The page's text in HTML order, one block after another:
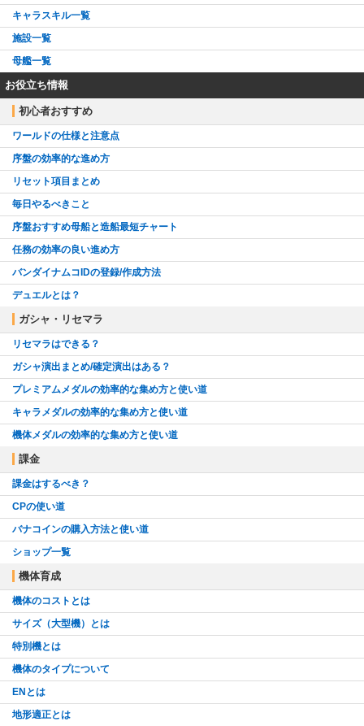
キャラスキル一覧
施設一覧
母艦一覧
お役立ち情報
初心者おすすめ
ワールドの仕様と注意点
序盤の効率的な進め方
リセット項目まとめ
毎日やるべきこと
序盤おすすめ母船と造船最短チャート
任務の効率の良い進め方
バンダイナムコIDの登録/作成方法
デュエルとは？
ガシャ・リセマラ
リセマラはできる？
ガシャ演出まとめ/確定演出はある？
プレミアムメダルの効率的な集め方と使い道
キャラメダルの効率的な集め方と使い道
機体メダルの効率的な集め方と使い道
課金
課金はするべき？
CPの使い道
バナコインの購入方法と使い道
ショップ一覧
機体育成
機体のコストとは
サイズ（大型機）とは
特別機とは
機体のタイプについて
ENとは
地形適正とは